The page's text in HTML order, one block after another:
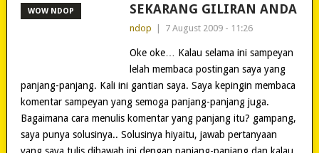
WOW NDOP SEKARANG GILIRAN ANDA
ndop 7 August 2009 - 11:26
Oke oke… Kalau selama ini sampeyan
lelah membaca postingan saya yang
panjang-panjang. Kali ini gantian saya. Saya kepingin membaca
komentar sampeyan yang semoga panjang-panjang juga.
Bagaimana cara menulis komentar yang panjang itu? gampang,
saya punya solusinya.. Solusinya hiyaitu, jawab pertanyaan